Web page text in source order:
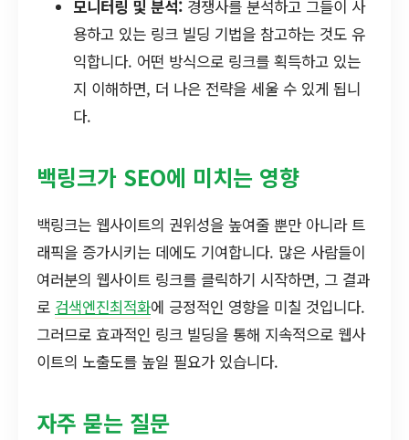
모니터링 및 분석: 경쟁사를 분석하고 그들이 사
용하고 있는 링크 빌딩 기법을 참고하는 것도 유
익합니다. 어떤 방식으로 링크를 획득하고 있는
지 이해하면, 더 나은 전략을 세울 수 있게 됩니
다.
백링크가 SEO에 미치는 영향
백링크는 웹사이트의 권위성을 높여줄 뿐만 아니라 트
래픽을 증가시키는 데에도 기여합니다. 많은 사람들이
여러분의 웹사이트 링크를 클릭하기 시작하면, 그 결과
로 검색엔진최적화에 긍정적인 영향을 미칠 것입니다.
그러므로 효과적인 링크 빌딩을 통해 지속적으로 웹사
이트의 노출도를 높일 필요가 있습니다.
자주 묻는 질문